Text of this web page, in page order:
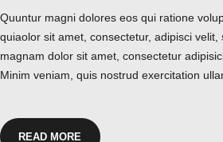
Quuntur magni dolores eos qui ratione
quiaolor sit amet, consectetur, adipisci
magnam dolor sit amet, consectetur
Minim veniam, quis nostrud exercitation
READ MORE